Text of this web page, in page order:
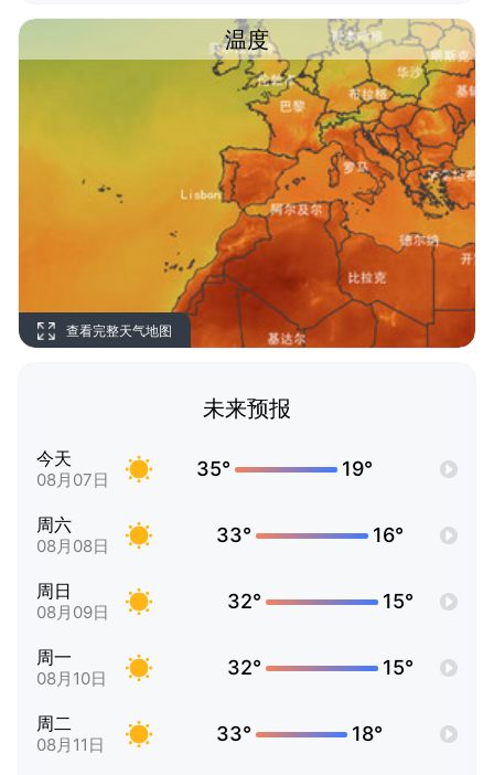
温度
查看完整天气地图
未来预报
今天
08月07日 35° 19°
周六
08月08日 33° 16°
周日
08月09日 32° 15°
周一
08月10日 32° 15°
周二
08月11日 33° 18°